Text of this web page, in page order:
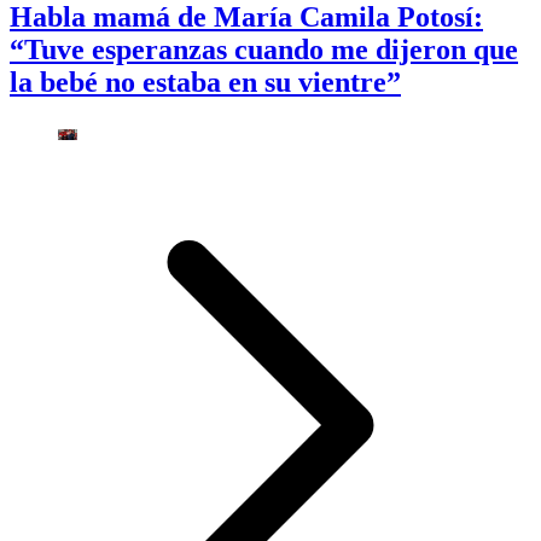
Habla mamá de María Camila Potosí:
“Tuve esperanzas cuando me dijeron que
la bebé no estaba en su vientre”